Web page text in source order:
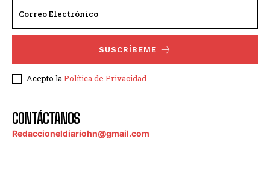
SUSCRÍBEME
Acepto laPolítica de Privacidad.
CONTÁCTANOS
Redaccioneldiariohn@gmail.com